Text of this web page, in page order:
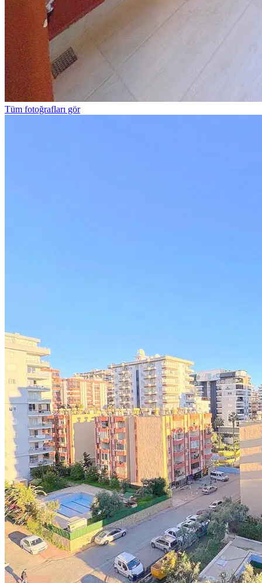
Tüm fotoğrafları gör